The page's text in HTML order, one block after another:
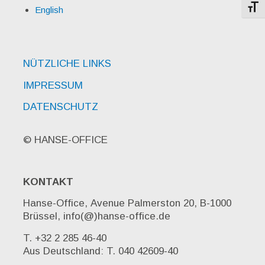
English
NÜTZLICHE LINKS
IMPRESSUM
DATENSCHUTZ
© HANSE-OFFICE
KONTAKT
Hanse-Office, Avenue Palmerston 20, B-1000
Brüssel, info(@)hanse-office.de
T. +32 2 285 46-40
Aus Deutschland: T. 040 42609-40